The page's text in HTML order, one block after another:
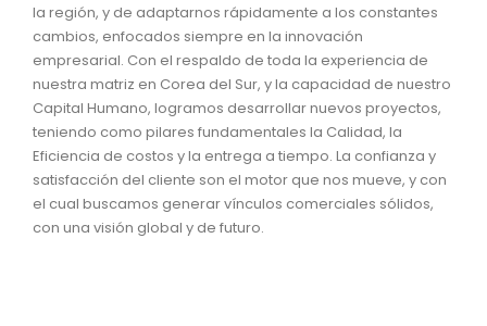
la región, y de adaptarnos rápidamente a los constantes
cambios, enfocados siempre en la innovación
empresarial. Con el respaldo de toda la experiencia de
nuestra matriz en Corea del Sur, y la capacidad de nuestro
Capital Humano, logramos desarrollar nuevos proyectos,
teniendo como pilares fundamentales la Calidad, la
Eficiencia de costos y la entrega a tiempo. La confianza y
satisfacción del cliente son el motor que nos mueve, y con
el cual buscamos generar vínculos comerciales sólidos,
con una visión global y de futuro.